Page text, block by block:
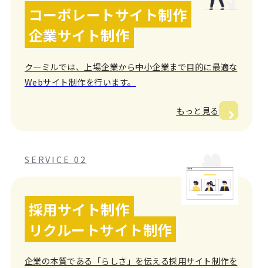
コーポレートサイト制作
企業サイト制作
クーミルでは、上場企業から中小企業まで目的に最適な
Webサイト制作を行います。
もっと見る
SERVICE 02
採用サイト制作
リクルートサイト制作
企業の本質である「らしさ」を伝える採用サイト制作を